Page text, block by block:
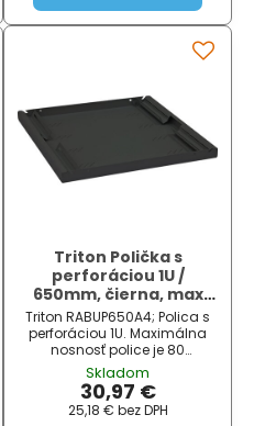
Triton Polička s
perforáciou 1U /
650mm, čierna, max
nosnosť 80kg
Triton RABUP650A4; Polica s
perforáciou 1U. Maximálna
nosnosť police je 80
kg. ZÁKLADNÉ
ŠPECIFIKÁCIE; Farba:
čierna; Veľkosť: 19 ", hĺbka 650
mm; Dosť ...
Skladom
30,97 €
25,18 € bez DPH